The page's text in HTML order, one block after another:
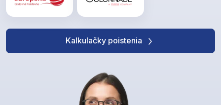
Kalkulačky poistenia